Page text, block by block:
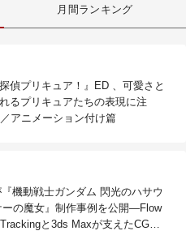
月間ランキング
偵プリキュア！』ED 、可愛さと
るプリキュアたちの表現に注
アニメーション付け篇
機動戦士ガンダム 閃光のハサウ
ーの魔女』制作事例を公開―Flow
と3ds Maxが支えたCG制